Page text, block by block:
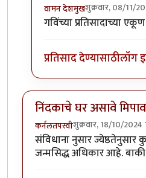
वामन देशमुखशुक्रवार, 08/11/
In reply toपदार्थ नवीन
गविंच्या प्रतिसादाच्या
प्रतिसाद देण्यासाठीलॉग
निंदकाचे घर असावे
कर्नलतपस्वीशुक्रवार, 18/10/2024
संविधाना नुसार ज्येष्ठतेनुसार
जन्मसिद्ध अधिकार आहे.